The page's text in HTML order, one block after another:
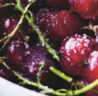
bær er en sand
De har en frisk
smag, som når de koges
sukker, udgør et dejligt
til søde sager. De kan
både til is, en kage eller
letpisket flødeskum eller
rørt lind med lidt mælk.